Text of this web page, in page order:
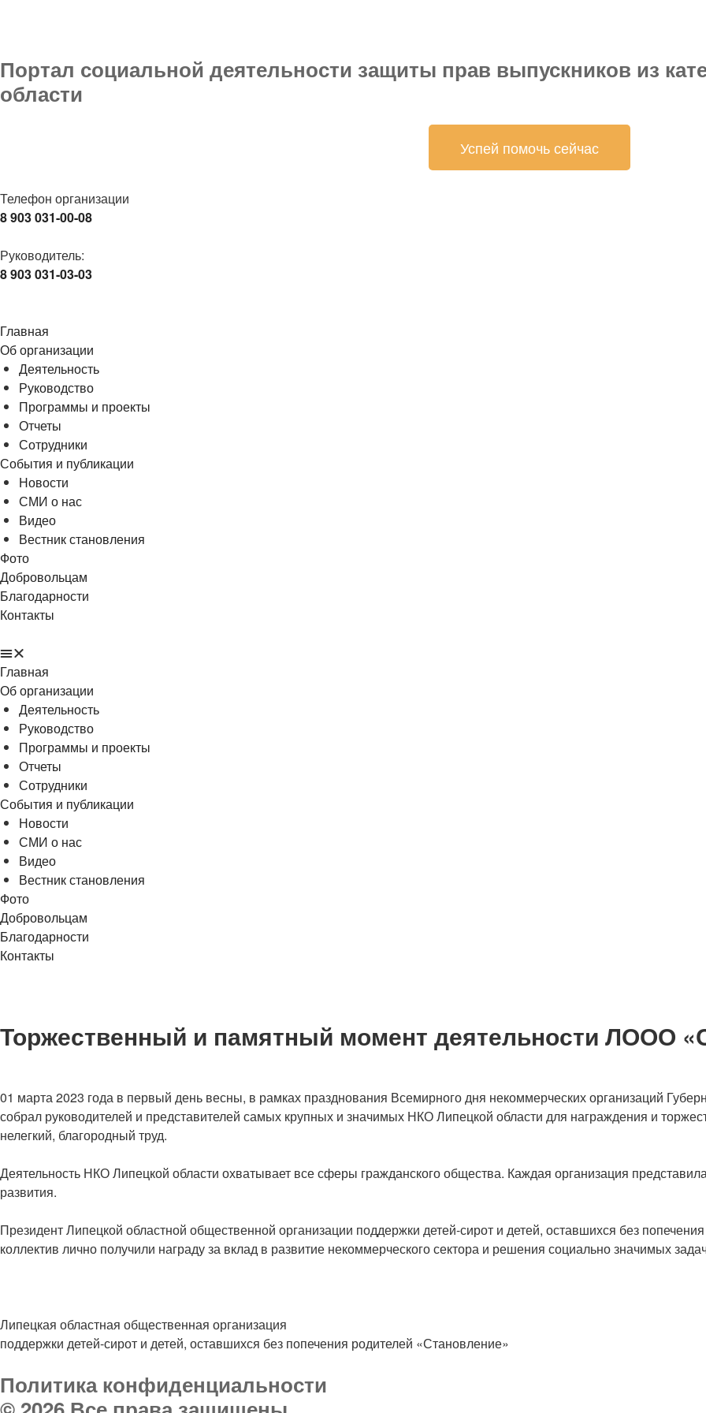
Портал социальной деятельности защиты прав выпускников из
области
Успей помочь сейчас
Телефон организации
8 903 031-00-08
Руководитель:
8 903 031-03-03
Главная
Об организации
Деятельность
Руководство
Программы и проекты
Отчеты
Сотрудники
События и публикации
Новости
СМИ о нас
Видео
Вестник становления
Фото
Добровольцам
Благодарности
Контакты
Главная
Об организации
Деятельность
Руководство
Программы и проекты
Отчеты
Сотрудники
События и публикации
Новости
СМИ о нас
Видео
Вестник становления
Фото
Добровольцам
Благодарности
Контакты
Торжественный и памятный момент деятельности ЛООО
01 марта 2023 года в первый день весны, в рамках празднования Всемирного дня некоммерческих организаций
собрал руководителей и представителей самых крупных и значимых НКО Липецкой области для награждения и
нелегкий, благородный труд.
Деятельность НКО Липецкой области охватывает все сферы гражданского общества. Каждая организация
развития.
Президент Липецкой областной общественной организации поддержки детей-сирот и детей, оставшихся без
коллектив лично получили награду за вклад в развитие некоммерческого сектора и решения социально значимых
Липецкая областная общественная организация
поддержки детей-сирот и детей, оставшихся без попечения родителей «Становление»
Политика конфиденциальности